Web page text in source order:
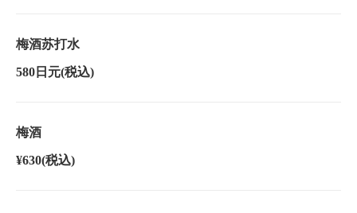
梅酒苏打水
580日元(税込)
梅酒
¥630(税込)